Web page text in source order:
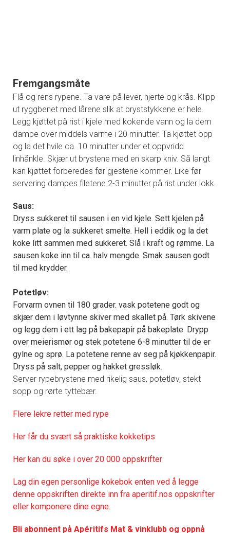
Fremgangsmåte
Flå og rens rypene. Ta vare på lever, hjerte og krås. Klipp
ut ryggbenet med lårene slik at bryststykkene er hele.
Legg kjøttet på rist i kjele med kokende vann og la dem
dampe over middels varme i 20 minutter. Ta kjøttet opp
og la det hvile ca. 10 minutter under et oppvridd
linhånkle. Skjær ut brystene med en skarp kniv. Så langt
kan kjøttet forberedes før gjestene kommer. Like før
servering dampes filetene 2-3 minutter på rist under lokk.
Saus:
Dryss sukkeret til sausen i en vid kjele. Sett kjelen på
varm plate og la sukkeret smelte. Hell i eddik og la det
koke litt sammen med sukkeret. Slå i kraft og rømme. La
sausen koke inn til ca. halv mengde. Smak sausen godt
til med krydder.
Potetløv:
Forvarm ovnen til 180 grader. vask potetene godt og
skjær dem i løvtynne skiver med skallet på. Tørk skivene
og legg dem i ett lag på bakepapir på bakeplate. Drypp
over meierismør og stek potetene 6-8 minutter til de er
gylne og sprø. La potetene renne av seg på kjøkkenpapir.
Dryss på salt, pepper og hakket gressløk.
Server rypebrystene med rikelig saus, potetløv, stekt
sopp og rørte tyttebær.
Flere lekre retter med rype
Her får du svært så praktiske kokketips
Her kan du søke i over 20 000 oppskrifter
Lag din egen personlige kokebok enten ved å legge
denne oppskriften direkte inn fra aperitif.nos oppskrifter
eller komponere dine egne.
Bli abonnent på Apéritifs Mat & vinklubb og oppnå